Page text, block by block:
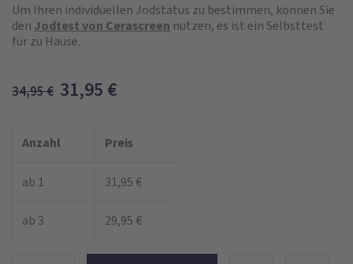
Um Ihren individuellen Jodstatus zu bestimmen, können Sie
den Jodtest von Cerascreen nutzen, es ist ein Selbsttest
für zu Hause.
34,95€ 31,95 €
Anzahl Preis
ab 1 31,95 €
ab 3 29,95 €